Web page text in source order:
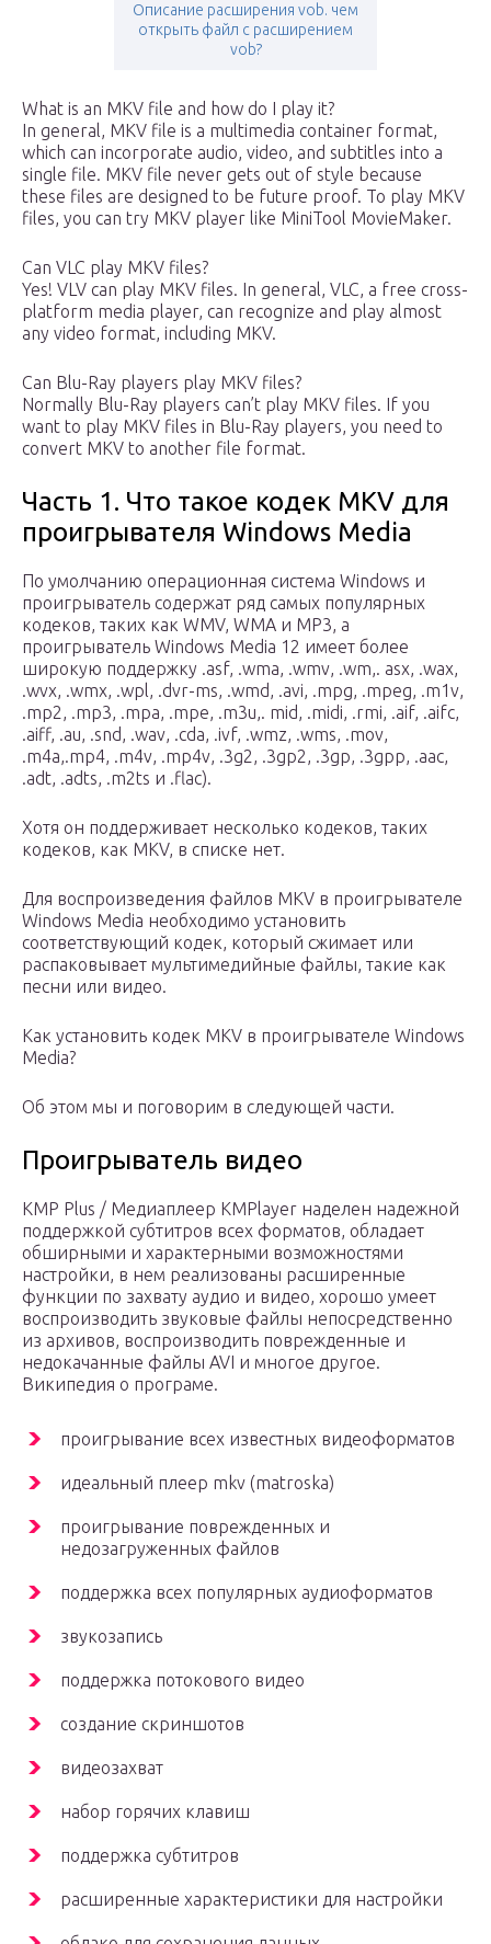
Описание расширения vob. чем
открыть файл с расширением
vob?
What is an MKV file and how do I play it?
In general, MKV file is a multimedia container format,
which can incorporate audio, video, and subtitles into a
single file. MKV file never gets out of style because
these files are designed to be future proof. To play MKV
files, you can try MKV player like MiniTool MovieMaker.
Can VLC play MKV files?
Yes! VLV can play MKV files. In general, VLC, a free cross-
platform media player, can recognize and play almost
any video format, including MKV.
Can Blu-Ray players play MKV files?
Normally Blu-Ray players can’t play MKV files. If you
want to play MKV files in Blu-Ray players, you need to
convert MKV to another file format.
Часть 1. Что такое кодек MKV для
проигрывателя Windows Media
По умолчанию операционная система Windows и
проигрыватель содержат ряд самых популярных
кодеков, таких как WMV, WMA и MP3, а
проигрыватель Windows Media 12 имеет более
широкую поддержку .asf, .wma, .wmv, .wm,. asx, .wax,
.wvx, .wmx, .wpl, .dvr-ms, .wmd, .avi, .mpg, .mpeg, .m1v,
.mp2, .mp3, .mpa, .mpe, .m3u,. mid, .midi, .rmi, .aif, .aifc,
.aiff, .au, .snd, .wav, .cda, .ivf, .wmz, .wms, .mov,
.m4a,.mp4, .m4v, .mp4v, .3g2, .3gp2, .3gp, .3gpp, .aac,
.adt, .adts, .m2ts и .flac).
Хотя он поддерживает несколько кодеков, таких
кодеков, как MKV, в списке нет.
Для воспроизведения файлов MKV в проигрывателе
Windows Media необходимо установить
соответствующий кодек, который сжимает или
распаковывает мультимедийные файлы, такие как
песни или видео.
Как установить кодек MKV в проигрывателе Windows
Media?
Об этом мы и поговорим в следующей части.
Проигрыватель видео
KMP Plus / Медиаплеер KMPlayer наделен надежной
поддержкой субтитров всех форматов, обладает
обширными и характерными возможностями
настройки, в нем реализованы расширенные
функции по захвату аудио и видео, хорошо умеет
воспроизводить звуковые файлы непосредственно
из архивов, воспроизводить поврежденные и
недокачанные файлы AVI и многое другое.
Википедия о програме.
проигрывание всех известных видеоформатов
идеальный плеер mkv (matroska)
проигрывание поврежденных и
недозагруженных файлов
поддержка всех популярных аудиоформатов
звукозапись
поддержка потокового видео
создание скриншотов
видеозахват
набор горячих клавиш
поддержка субтитров
расширенные характеристики для настройки